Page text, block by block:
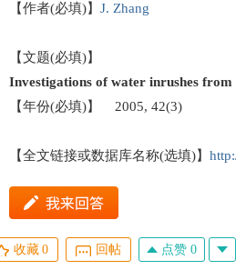
【作者(必填)】 J. Zhang
【文题(必填)】
Investigations of water inrushes from
【年份(必填)】 2005, 42(3)
【全文链接或数据库名称(选填)】
收藏 0 回帖 点赞 0